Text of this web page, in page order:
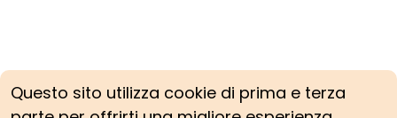
Questo sito utilizza cookie di prima e terza